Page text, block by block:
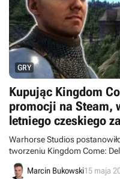
GRY
Kupując Kingdom
promocji na Steam,
letniego czeskiego
zebraną kwotę
Warhorse Studios
tworzeniu Kingdom Come:
serii w niedawnej promocji
rzeczywisty zamek Pirkštejn.
Marcin Bukowski15 maja